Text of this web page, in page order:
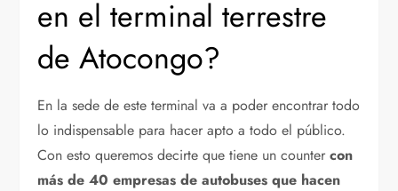
en el terminal terrestre
de Atocongo?
En la sede de este terminal va a poder encontrar todo
lo indispensable para hacer apto a todo el público.
Con esto queremos decirte que tiene un countercon
más de 40 empresas de autobuses que hacen